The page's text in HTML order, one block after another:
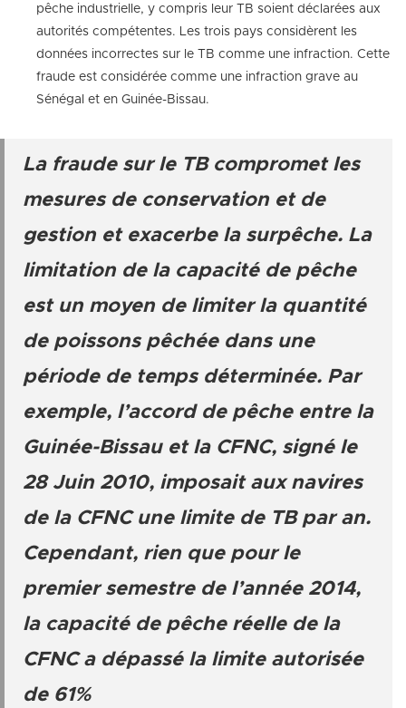
pêche industrielle, y compris leur TB soient déclarées aux
autorités compétentes. Les trois pays considèrent les
données incorrectes sur le TB comme une infraction. Cette
fraude est considérée comme une infraction grave au
Sénégal et en Guinée-Bissau.
La fraude sur le TB compromet les
mesures de conservation et de
gestion et exacerbe la surpêche. La
limitation de la capacité de pêche
est un moyen de limiter la quantité
de poissons pêchée dans une
période de temps déterminée. Par
exemple, l’accord de pêche entre la
Guinée-Bissau et la CFNC, signé le
28 Juin 2010, imposait aux navires
de la CFNC une limite de TB par an.
Cependant, rien que pour le
premier semestre de l’année 2014,
la capacité de pêche réelle de la
CFNC a dépassé la limite autorisée
de 61%